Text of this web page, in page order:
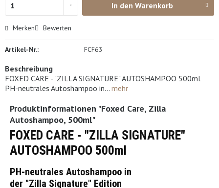
In den Warenkorb
Merken Bewerten
Artikel-Nr.: FCF63
Beschreibung
FOXED CARE - "ZILLA SIGNATURE" AUTOSHAMPOO 500ml
PH-neutrales Autoshampoo in... mehr
Produktinformationen "Foxed Care, Zilla
Autoshampoo, 500ml"
FOXED CARE - "ZILLA SIGNATURE"
AUTOSHAMPOO 500ml
PH-neutrales Autoshampoo in
der "Zilla Signature" Edition